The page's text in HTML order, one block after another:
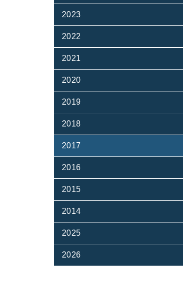
2023
2022
2021
2020
2019
2018
2017
2016
2015
2014
2025
2026